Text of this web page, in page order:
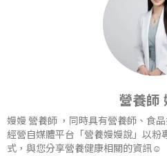
營養師
嫚嫚 營養師 ，同時具有營養師、食
經營自媒體平台「營養嫚嫚說」以
式，與您分享營養健康相關的資訊☺️